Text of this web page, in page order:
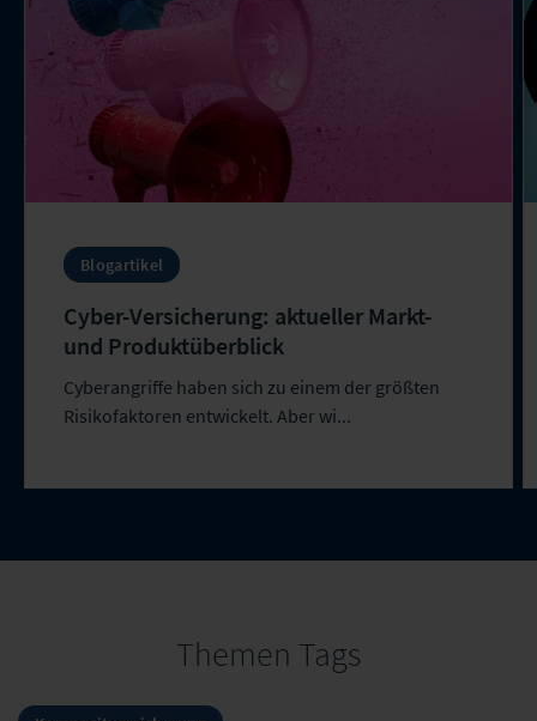
Blogartikel
Cyber-Versicherung: aktueller Markt-
und Produktüberblick
Cyberangriffe haben sich zu einem der größten
Risikofaktoren entwickelt. Aber wi...
Themen Tags